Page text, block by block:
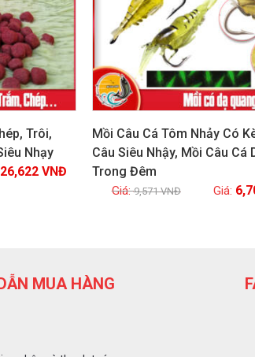
Trôi,
Nhạy
26,622VNĐ
Mồi Câu Cá Tôm Nhảy Có
Câu Siêu Nhậy, Mồi Câu Cá
Trong Đêm
9,571VNĐ
MUA HÀNG